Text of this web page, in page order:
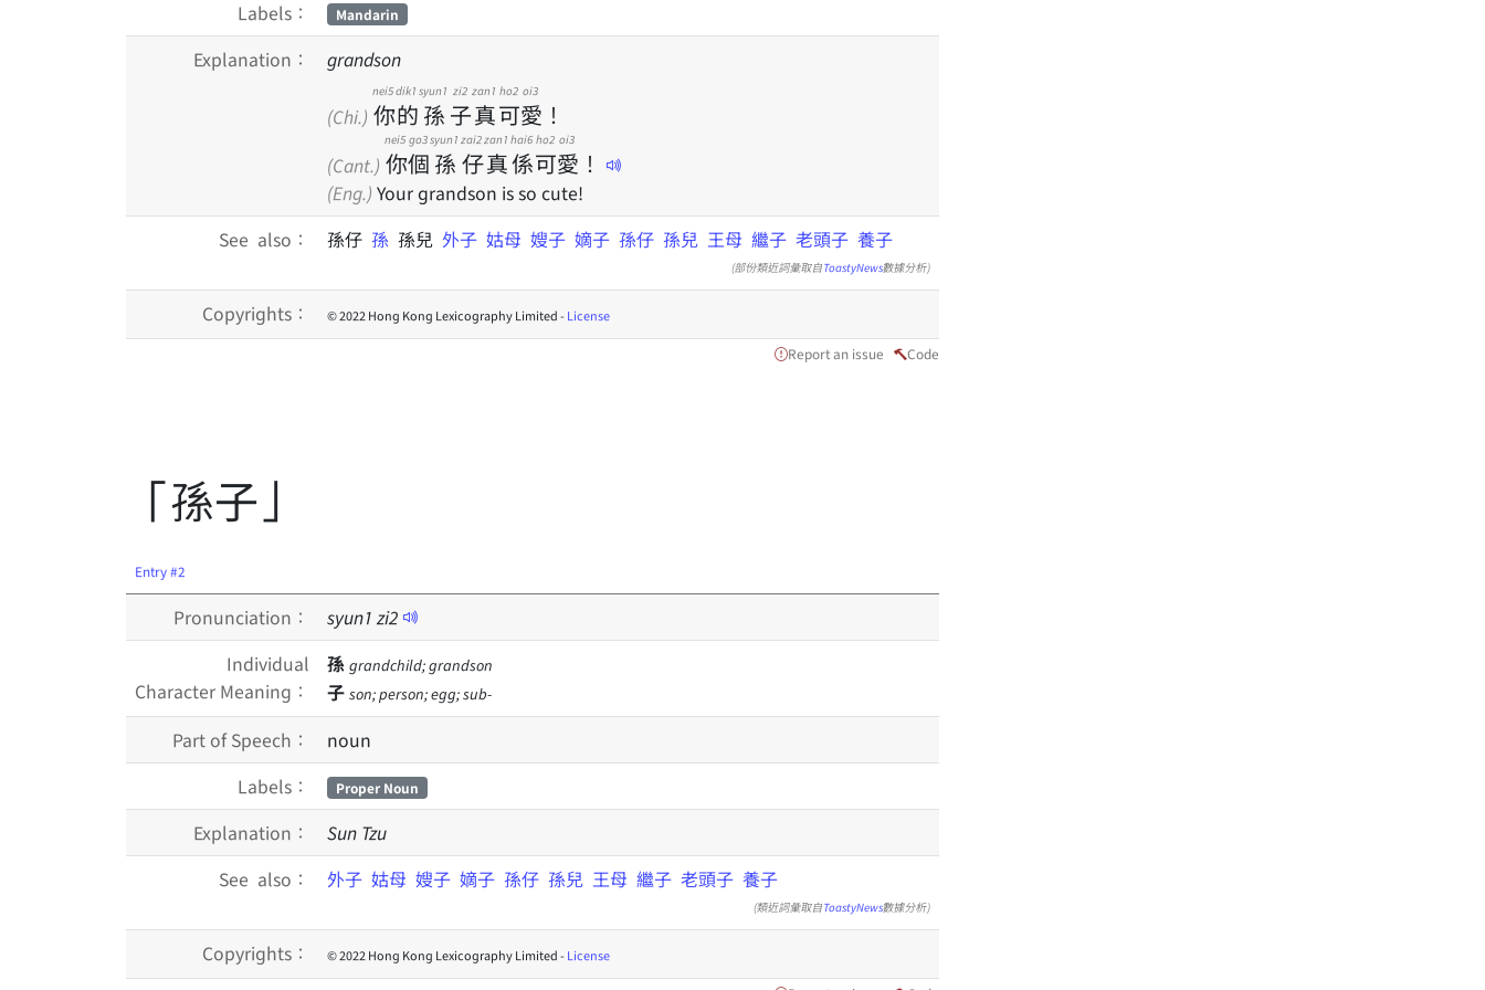
Labels： Mandarin
Explanation： grandson
(Chi.) 你
nei5
的
dik1
孫
syun1
子
zi2
真
zan1
可
ho2
愛
oi3
！
(Cant.) 你
nei5
個
go3
孫
syun1
仔
zai2
真
zan1
係
hai6
可
ho2
愛
oi3
！
(Eng.) Your grandson is so cute!
See also：
孫仔 孫 孫兒 外子 姑母 嫂子 嫡子 孫仔 孫兒 王母 繼子 老頭子 養子
(部份類近詞彙取自ToastyNews數據分析)
Copyrights： © 2022 Hong Kong Lexicography Limited -License
Report an issue Code
「孫子」
Entry #2
Pronunciation： syun1 zi2
Individual
Character Meaning：
孫 grandchild; grandson
子 son; person; egg; sub-
Part of Speech：
noun
Labels：
Proper Noun
Explanation：
Sun Tzu
See also：
外子 姑母 嫂子 嫡子 孫仔 孫兒 王母 繼子 老頭子 養子
(類近詞彙取自ToastyNews數據分析)
Copyrights： © 2022 Hong Kong Lexicography Limited -License